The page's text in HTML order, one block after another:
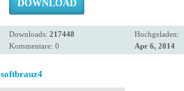
DOWNLOAD
Downloads: 217448
Kommentare: 0
Hochgeladen:
Apr 6, 2014
softbrauz4